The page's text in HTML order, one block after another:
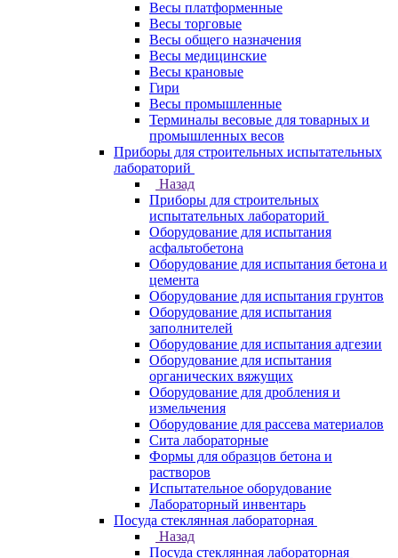
Весы платформенные
Весы торговые
Весы общего назначения
Весы медицинские
Весы крановые
Гири
Весы промышленные
Терминалы весовые для товарных и
промышленных весов
Приборы для строительных испытательных
лабораторий
Назад
Приборы для строительных
испытательных лабораторий
Оборудование для испытания
асфальтобетона
Оборудование для испытания бетона и
цемента
Оборудование для испытания грунтов
Оборудование для испытания
заполнителей
Оборудование для испытания адгезии
Оборудование для испытания
органических вяжущих
Оборудование для дробления и
измельчения
Оборудование для рассева материалов
Сита лабораторные
Формы для образцов бетона и
растворов
Испытательное оборудование
Лабораторный инвентарь
Посуда стеклянная лабораторная
Назад
Посуда стеклянная лабораторная